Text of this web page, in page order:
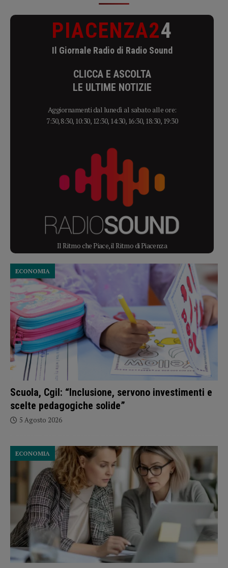
PIACENZA24
Il Giornale Radio di Radio Sound
CLICCA E ASCOLTA
LE ULTIME NOTIZIE
Aggiornamenti dal lunedì al sabato alle ore:
7:30, 8:30, 10:30, 12:30, 14:30, 16:30, 18:30, 19:30
Il Ritmo che Piace, il Ritmo di Piacenza
Scuola, Cgil: “Inclusione, servono investimenti e
scelte pedagogiche solide”
ECONOMIA
5 Agosto 2026
ECONOMIA